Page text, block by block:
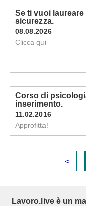
Se ti vuoi
sicurezza.
08.08.2026
Clicca qui
Corso di
inserimento.
11.02.2016
Approfitta!
<
Lavoro.live è un